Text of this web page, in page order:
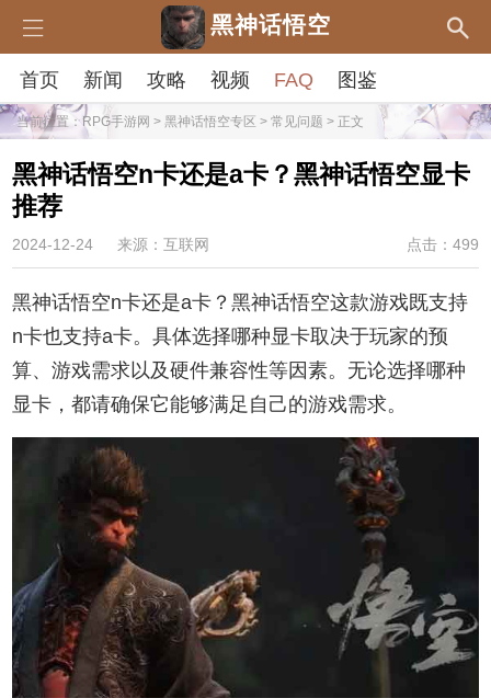
黑神话悟空
首页 新闻 攻略 视频 FAQ 图鉴
当前位置：RPG手游网 > 黑神话悟空专区 > 常见问题 > 正文
黑神话悟空n卡还是a卡？黑神话悟空显卡
推荐
2024-12-24 来源：互联网 点击：499
黑神话悟空n卡还是a卡？黑神话悟空这款游戏既支持
n卡也支持a卡。具体选择哪种显卡取决于玩家的预
算、游戏需求以及硬件兼容性等因素。无论选择哪种
显卡，都请确保它能够满足自己的游戏需求。